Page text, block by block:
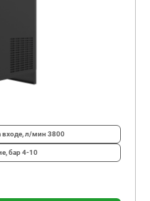
входе, л/мин 3800
бар4-10